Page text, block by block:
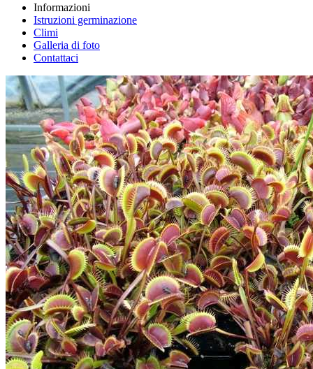
Informazioni
Istruzioni germinazione
Climi
Galleria di foto
Contattaci